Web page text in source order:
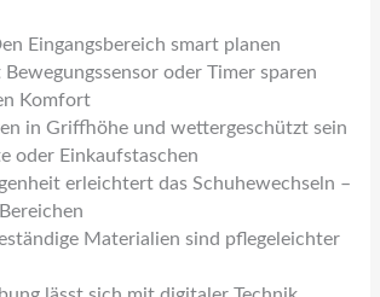
Eingangsbereich smart planen
Bewegungssensor oder Timer sparen
Komfort
in Griffhöhe und wettergeschützt sein
oder Einkaufstaschen
erleichtert das Schuhewechseln –
Materialien sind pflegeleichter